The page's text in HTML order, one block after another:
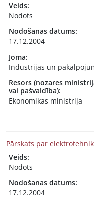
Veids:
Nodots
Nodošanas datums:
17.12.2004
Joma:
Industrijas un
Resors (nozares
vai pašvaldība):
Ekonomikas ministrija
Pārskats par
Veids:
Nodots
Nodošanas datums:
17.12.2004